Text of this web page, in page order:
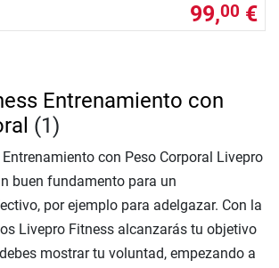
99,00 €
Entrenamiento con
(1)
con Peso Corporal Livepro
buen fundamento para un
por ejemplo para adelgazar. Con la
Livepro Fitness alcanzarás tu objetivo
mostrar tu voluntad, empezando a